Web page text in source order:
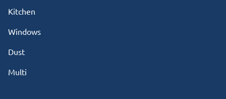
Kitchen
Windows
Dust
Multi